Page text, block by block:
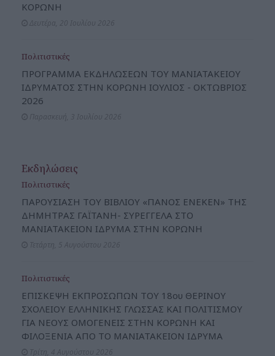
ΚΟΡΩΝΗ
Πολιτιστικές
ΠΡΟΓΡΑΜΜΑ ΕΚΔΗΛΩΣΕΩΝ ΤΟΥ ΜΑΝΙΑΤΑΚΕΙΟΥ
ΙΔΡΥΜΑΤΟΣ ΣΤΗΝ ΚΟΡΩΝΗ ΙΟΥΛΙΟΣ - ΟΚΤΩΒΡΙΟΣ
2026
Εκδηλώσεις
Πολιτιστικές
ΠΑΡΟΥΣΙΑΣΗ ΤΟΥ ΒΙΒΛΙΟΥ «ΠΑΝΟΣ ΕΝΕΚΕΝ» ΤΗΣ
ΔΗΜΗΤΡΑΣ ΓΑΪΤΑΝΗ- ΣΥΡΕΓΓΕΛΑ ΣΤΟ
ΜΑΝΙΑΤΑΚΕΙΟΝ ΙΔΡΥΜΑ ΣΤΗΝ ΚΟΡΩΝΗ
Πολιτιστικές
ΕΠΙΣΚΕΨΗ ΕΚΠΡΟΣΩΠΩΝ ΤΟΥ 18ου ΘΕΡΙΝΟΥ
ΣΧΟΛΕΙΟΥ ΕΛΛΗΝΙΚΗΣ ΓΛΩΣΣΑΣ ΚΑΙ ΠΟΛΙΤΙΣΜΟΥ
ΓΙΑ ΝΕΟΥΣ ΟΜΟΓΕΝΕΙΣ ΣΤΗΝ ΚΟΡΩΝΗ ΚΑΙ
ΦΙΛΟΞΕΝΙΑ ΑΠΟ ΤΟ ΜΑΝΙΑΤΑΚΕΙΟΝ ΙΔΡΥΜΑ